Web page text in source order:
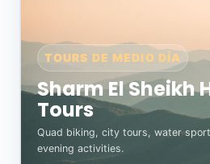
TOURS DE MEDIO DÍA
Sharm El Sheikh
Tours
Quad biking, city tours, water
evening activities.